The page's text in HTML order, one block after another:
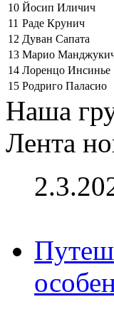
10 Йосип Иличич
11 Раде Крунич
12 Дуван Сапата
13 Марио
14 Лоренцо Инсинье
15 Родриго Паласио
Наша
Лента